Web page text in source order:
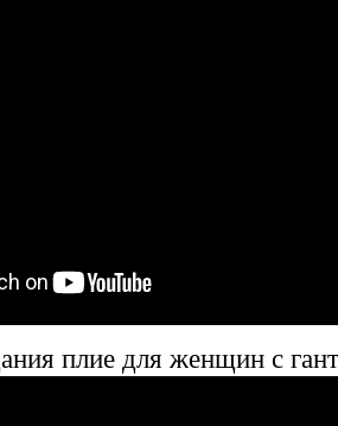
плие для женщин с